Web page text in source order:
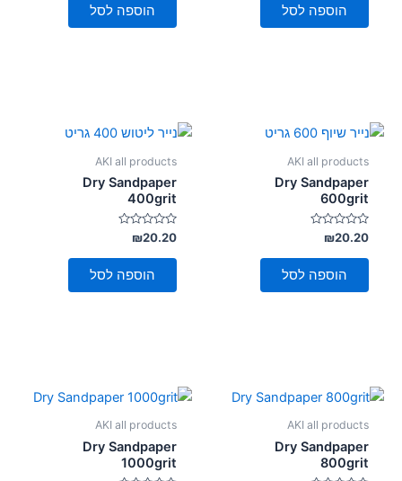
הוספה לסל הוספה לסל
AKI all products
Dry Sandpaper
600grit
דורג
0
מתוך
₪20.20
הוספה לסל
AKI all products
Dry Sandpaper
400grit
דורג
0
מתוך
₪20.20
הוספה לסל
AKI all products
Dry Sandpaper
800grit
AKI all products
Dry Sandpaper
1000grit